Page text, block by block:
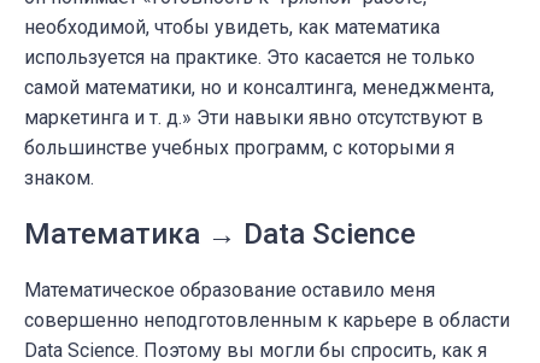
необходимой, чтобы увидеть, как математика
используется на практике. Это касается не только
самой математики, но и консалтинга, менеджмента,
маркетинга и т. д.» Эти навыки явно отсутствуют в
большинстве учебных программ, с которыми я
знаком.
Математика → Data Science
Математическое образование оставило меня
совершенно неподготовленным к карьере в области
Data Science. Поэтому вы могли бы спросить, как я